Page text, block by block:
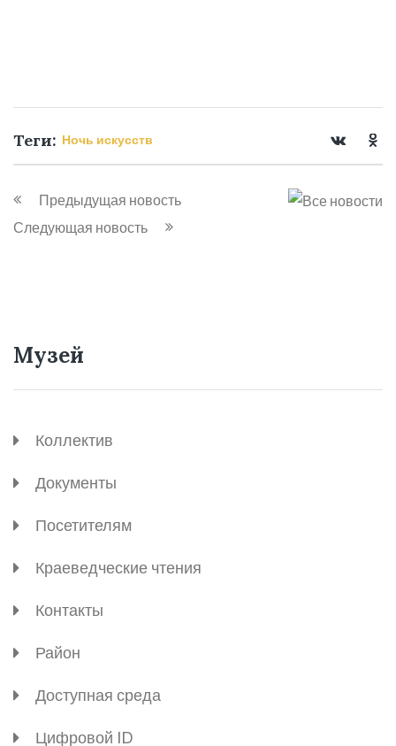
Теги: Ночь искусств
Предыдущая новость
Следующая новость
Музей
Коллектив
Документы
Посетителям
Краеведческие чтения
Контакты
Район
Доступная среда
Цифровой ID